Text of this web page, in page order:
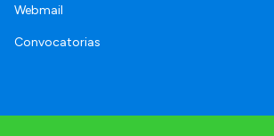
Webmail
Convocatorias